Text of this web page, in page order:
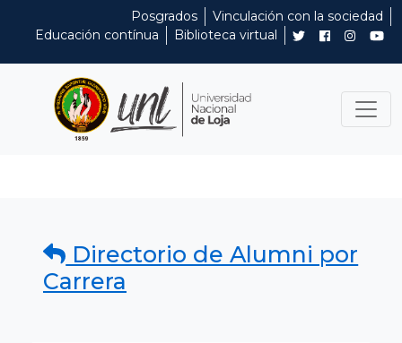
Posgrados
Vinculación con la sociedad
Educación contínua
Biblioteca virtual
Directorio de Alumni por
Carrera